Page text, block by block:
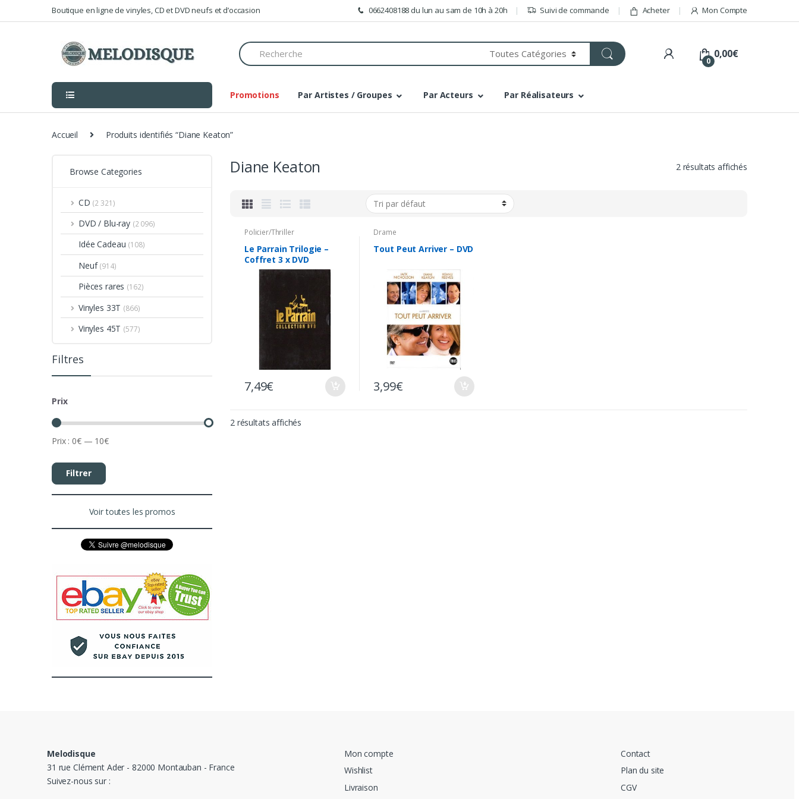
to
to
Boutique en ligne de vinyles, CD et DVD neufs et d’occasion 0662408188 du lun au sam de 10h à 20h Suivi de commande Acheter Mon Compte
Search
for:
0
0,00€
Promotions Par Artistes / Groupes Par Acteurs Par Réalisateurs
Accueil Produits identifiés “Diane Keaton”
Diane Keaton 2 résultats affichés
Policier/Thriller
Le Parrain Trilogie –
Coffret 3 x DVD
7,49€
Drame
Tout Peut Arriver – DVD
3,99€
2 résultats affichés
Browse Categories
CD (2 321)
DVD / Blu-ray (2 096)
Idée Cadeau (108)
Neuf (914)
Pièces rares (162)
Vinyles 33T (866)
Vinyles 45T (577)
Filtres
Prix
Filtrer
Prix : 0€— 10€
Voir toutes les promos
Melodisque
31 rue Clément Ader - 82000 Montauban - France
Suivez-nous sur :
Mon compte
Wishlist
Livraison
Contact
Plan du site
CGV